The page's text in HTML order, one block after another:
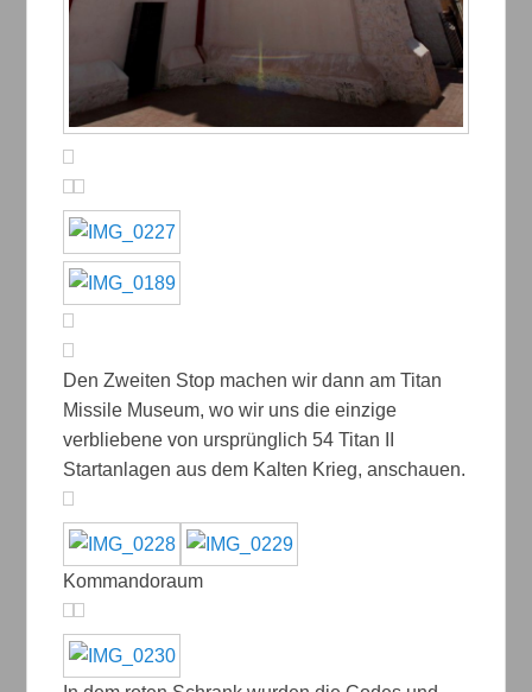
Den Zweiten Stop machen wir dann am Titan
Missile Museum, wo wir uns die einzige
verbliebene von ursprünglich 54 Titan II
Startanlagen aus dem Kalten Krieg, anschauen.
Kommandoraum